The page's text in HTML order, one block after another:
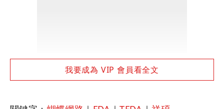
我要成為 VIP 會員看全文